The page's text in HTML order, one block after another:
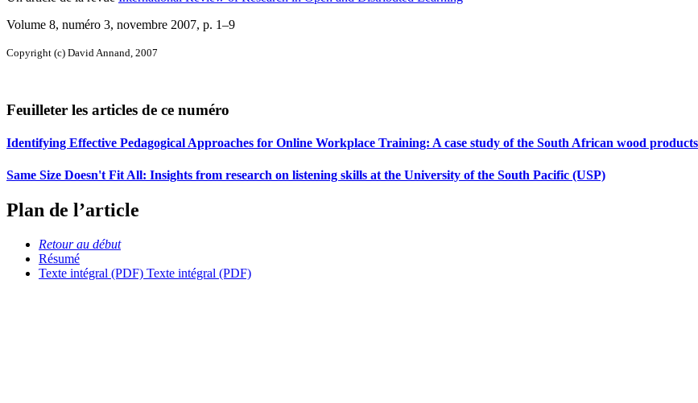
Volume 8, numéro 3, novembre 2007, p. 1–9
Copyright (c) David Annand, 2007
Feuilleter les articles de ce numéro
Identifying Effective Pedagogical Approaches for Online Workplace Training: A case study of the South African wood
Same Size Doesn't Fit All: Insights from research on listening skills at the University of the South Pacific (USP)
Plan de l’article
Retour au début
Résumé
Texte intégral (PDF) Texte intégral (PDF)